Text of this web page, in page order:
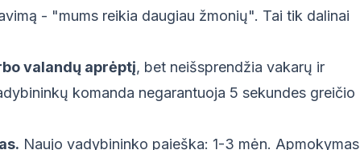
- "mums reikia daugiau žmonių". Tai tik dalinai
valandų aprėptį, bet neišsprendžia vakarų ir
komanda negarantuoja 5 sekundes greičio
Naujo vadybininko paieška: 1-3 mėn. Apmokymas